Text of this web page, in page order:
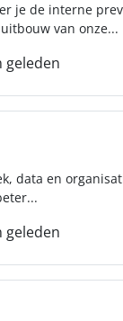
je de interne
van onze...
geleden
data en
geleden